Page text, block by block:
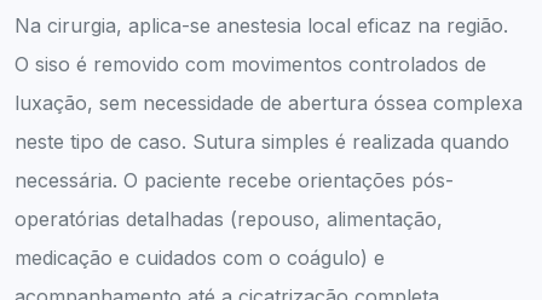
Na cirurgia, aplica-se anestesia local eficaz na região.
O siso é removido com movimentos controlados de
luxação, sem necessidade de abertura óssea complexa
neste tipo de caso. Sutura simples é realizada quando
necessária. O paciente recebe orientações pós-
operatórias detalhadas (repouso, alimentação,
medicação e cuidados com o coágulo) e